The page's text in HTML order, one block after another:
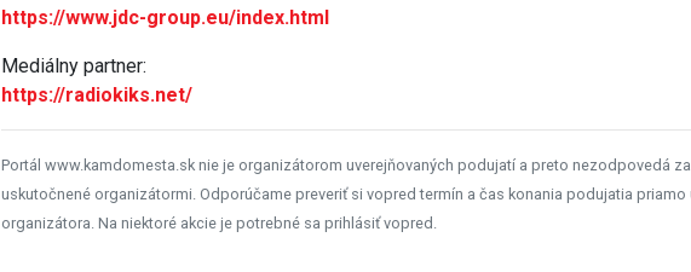
https://www.jdc-group.eu/index.html
Mediálny partner:
https://radiokiks.net/
Portál www.kamdomesta.sk nie je organizátorom uverejňovaných podujatí a preto nezodpovedá
uskutočnené organizátormi. Odporúčame preveriť si vopred termín a čas konania podujatia priamo
organizátora. Na niektoré akcie je potrebné sa prihlásiť vopred.